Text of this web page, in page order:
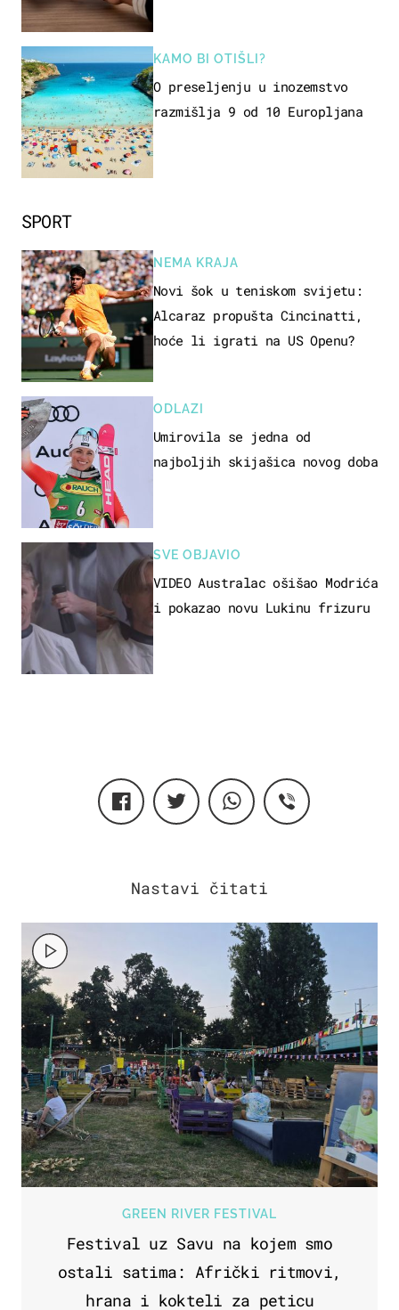
SPORT
NEMA KRAJA
Novi šok u teniskom svijetu:
Alcaraz propušta Cincinatti,
hoće li igrati na US Openu?
ODLAZI
Umirovila se jedna od
najboljih skijašica novog doba
SVE OBJAVIO
VIDEO Australac ošišao Modrića
i pokazao novu Lukinu frizuru
KAMO BI OTIŠLI?
O preseljenju u inozemstvo
razmišlja 9 od 10 Europljana
GREEN RIVER FESTIVAL
Festival uz Savu na kojem smo
ostali satima: Afrički ritmovi,
hrana i kokteli za peticu